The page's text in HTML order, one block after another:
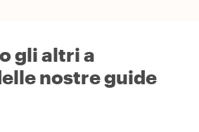
gli altri a
nostre guide